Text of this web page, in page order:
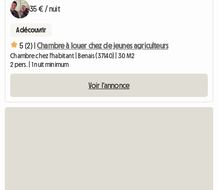
35 € / nuit
A découvrir
5 (2) | Chambre à louer chez de jeunes agriculteurs
Chambre chez l'habitant | Benais (37140) | 30 M2
2 pers. | 1 nuit minimum
Voir l'annonce